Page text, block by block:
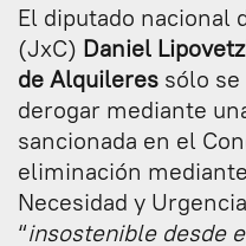
El diputado nacional
(JxC) Daniel
de Alquileres sólo
derogar mediante
sancionada en el
eliminación
Necesidad y
“insostenible desde